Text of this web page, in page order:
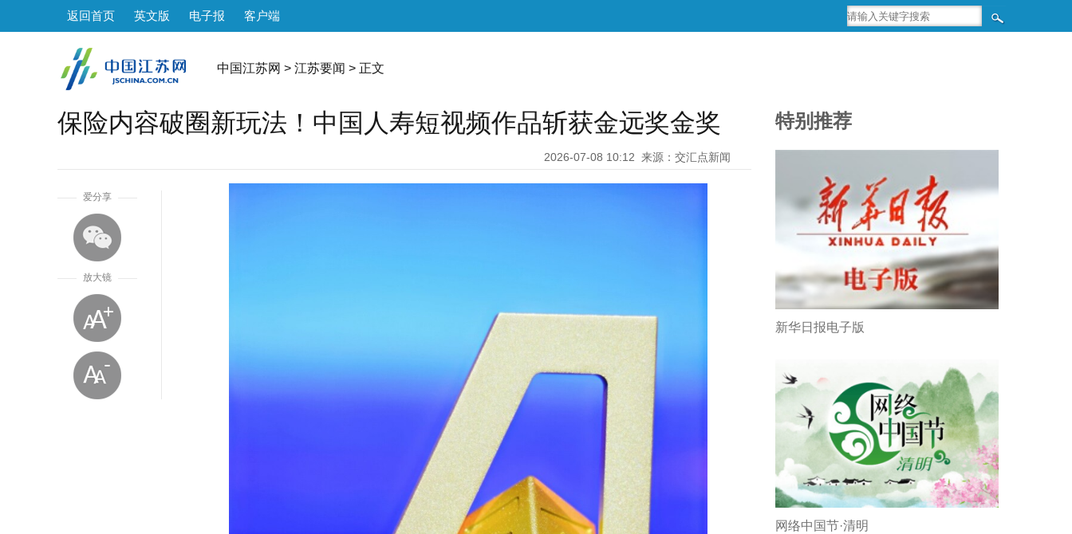
返回首页 英文版 电子报 客户端
中国江苏网 > 江苏要闻 > 正文
保险内容破圈新玩法！中国人寿短视频作品斩获金远奖金奖
2026-07-08 10:12 来源：交汇点新闻
爱分享
放大镜
特别推荐
新华日报电子版
网络中国节·清明